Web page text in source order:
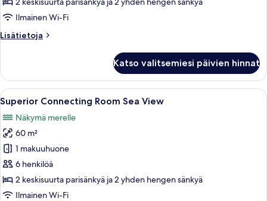
ViewIlmainen Wi-Fi
Lisätietoja
Lisätietoja
Room
Land
View
Katso valitsemiesi päivien hinnat
Avaa
kaikki
huonetyypin
Superior
Connecting
Room
Sea
View
Superior Connecting Room Sea
6
Superior Connecting Room Sea View
Näkymä merelle
60 m²
1 makuuhuone
6 henkilöä
2 keskisuurta parisänkyä ja 2 yhden hengen sänkyä
Ilmainen Wi-Fi